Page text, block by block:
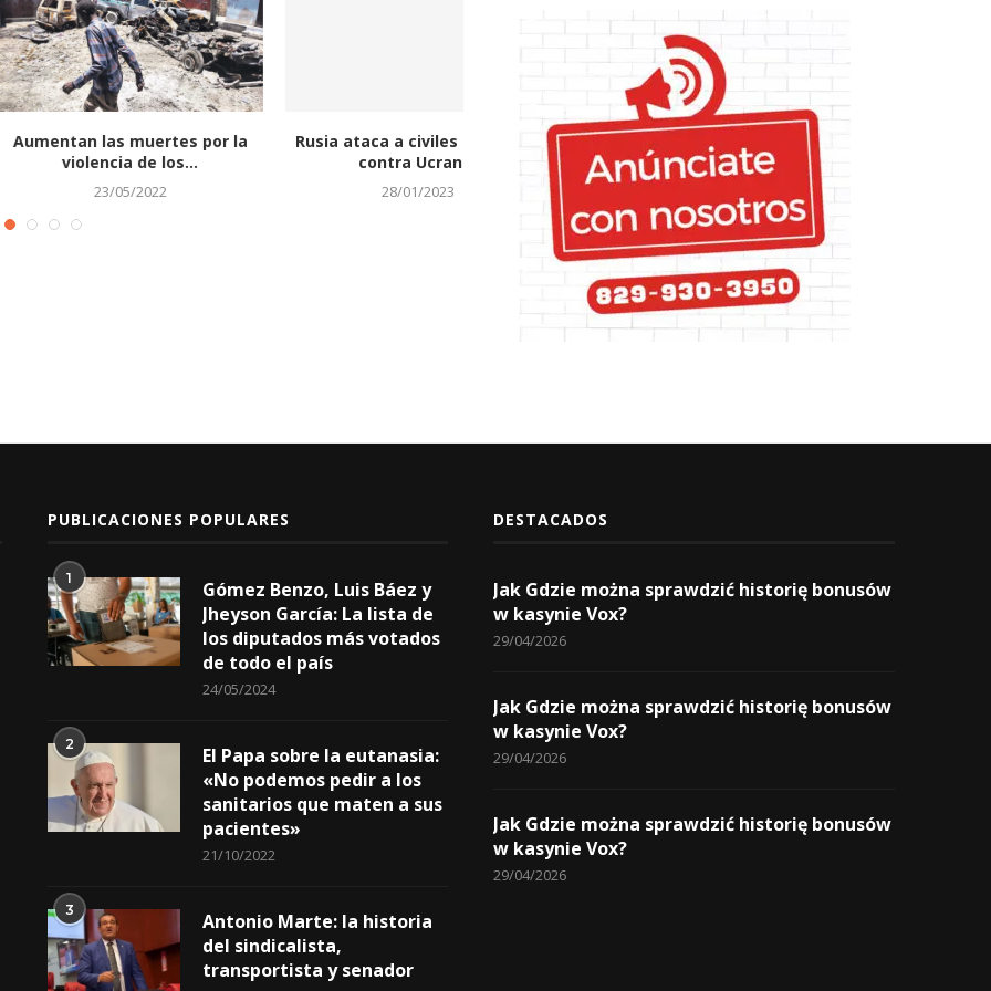
Ucrania y declara
resiste”
Trump anuncia lanzamiento de
su propia empresa mediática...
EEUU anuncia que reanuda
emisión de visas en...
03/03/2022
China realiza ejercicios
cerca de Taiwán ante...
PUBLICACIONES POPULARES
1
Gómez Benzo, Luis Báez y
Jheyson García: La lista de
los diputados más votados
de todo el país
24/05/2024
2
El Papa sobre la eutanasia:
«No podemos pedir a los
sanitarios que maten a sus
pacientes»
21/10/2022
3
Antonio Marte: la historia
del sindicalista,
transportista y senador
DESTACADOS
Jak Gdzie można sprawdzić historię bonusów
w kasynie Vox?
29/04/2026
Jak Gdzie można sprawdzić historię bonusów
w kasynie Vox?
29/04/2026
Jak Gdzie można sprawdzić historię bonusów
w kasynie Vox?
29/04/2026